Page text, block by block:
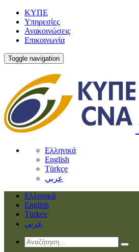
ΚΥΠΕ
Υπηρεσίες
Ανακοινώσεις
Επικοινωνία
Toggle navigation
Ελληνικά
English
Türkçe
عربي
Ελληνικά
English
Türkçe
عربي